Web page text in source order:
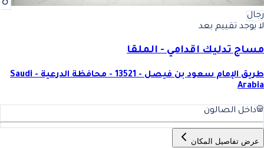
رجال
لا يوجد تقييم بعد
مساج تدليك اقدامي - الملقا
طريق الإمام سعود بن فيصل - 13521 - محافظة الدرعية - Saudi
Arabia
داخل الصالون
عرض تفاصيل المكان